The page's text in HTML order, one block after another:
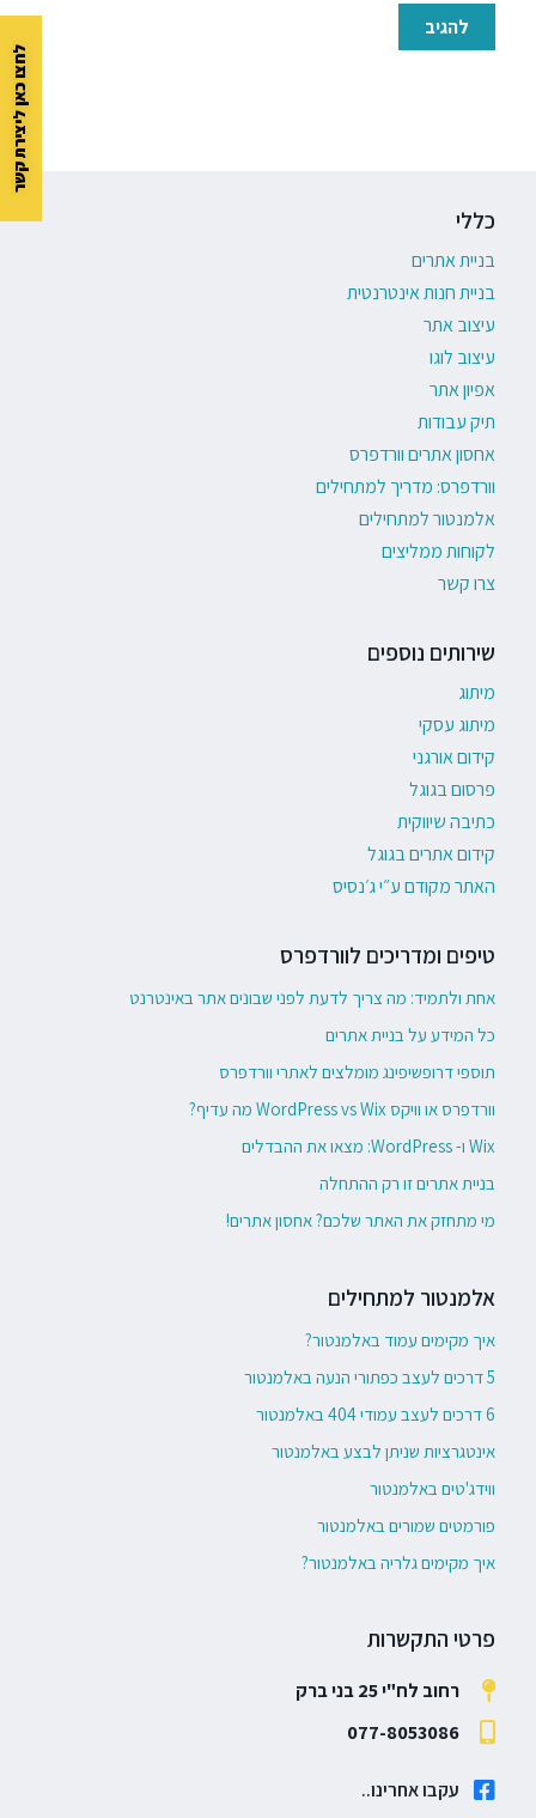
כללי
בניית אתרים
בניית חנות אינטרנטית
עיצוב אתר
עיצוב לוגו
אפיון אתר
תיק עבודות
אחסון אתרים וורדפרס
וורדפרס: מדריך למתחילים
אלמנטור למתחילים
לקוחות ממליצים
צרו קשר
שירותים נוספים
מיתוג
מיתוג עסקי
קידום אורגני
פרסום בגוגל
כתיבה שיווקית
קידום אתרים בגוגל
האתר מקודם ע״י ג׳נסיס
טיפים ומדריכים לוורדפרס
אחת ולתמיד: מה צריך לדעת לפני שבונים אתר באינטרנט
כל המידע על בניית אתרים
תוספי דרופשיפינג מומלצים לאתרי וורדפרס
וורדפרס או וויקס WordPress vs Wix מה עדיף?
Wix ו- WordPress: מצאו את ההבדלים
בניית אתרים זו רק ההתחלה
מי מתחזק את האתר שלכם? אחסון אתרים!
אלמנטור למתחילים
איך מקימים עמוד באלמנטור?
5 דרכים לעצב כפתורי הנעה באלמנטור
6 דרכים לעצב עמודי 404 באלמנטור
אינטגרציות שניתן לבצע באלמנטור
ווידג'טים באלמנטור
פורמטים שמורים באלמנטור
איך מקימים גלריה באלמנטור?
פרטי התקשרות
רחוב לח"י 25 בני ברק
077-8053086
עקבו אחרינו..
לחצו כאן ליצירת קשר